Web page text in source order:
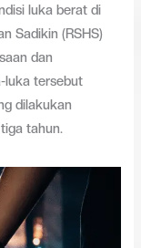
luka berat di
Sadikin (RSHS)
dan
luka tersebut
dilakukan
tahun.